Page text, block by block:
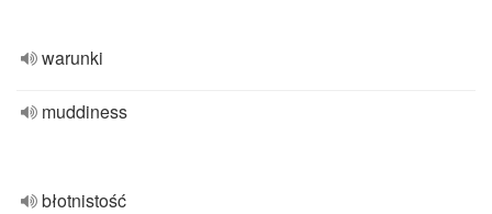
warunki
muddiness
błotnistość